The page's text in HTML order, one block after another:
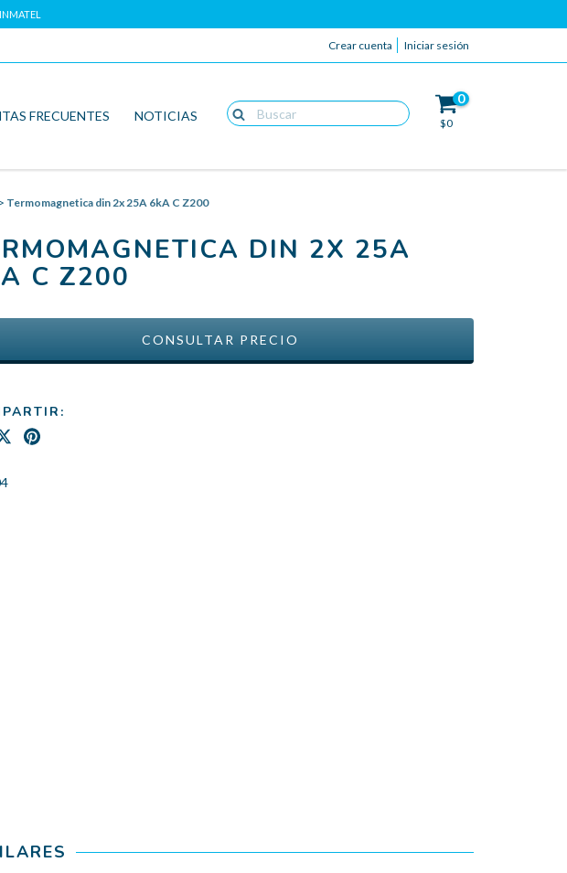
Crear cuenta Iniciar sesión
FRECUENTES NOTICIAS
0
$0
> Termomagnetica din 2x 25A 6kA C Z200
DIN 2X 25A
C Z200